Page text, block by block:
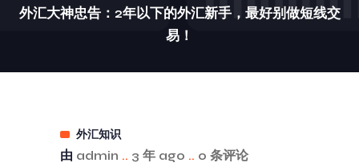
外汇大神忠告：2年以下的外汇新手，最好别做短线交
易！
外汇知识
由 admin .. 3 年 ago .. 0 条评论